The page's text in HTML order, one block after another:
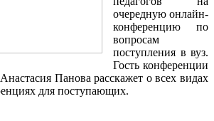
очередную онлайн-
конференцию по
вопросам
поступления в вуз.
Гость конференции
Панова расскажет о всех видах
для поступающих.